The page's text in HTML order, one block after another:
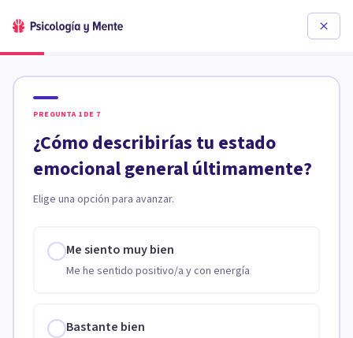
PREGUNTA 1 DE 7
¿Cómo describirías tu estado
emocional general últimamente?
Elige una opción para avanzar.
Me siento muy bien
Me he sentido positivo/a y con energía
Bastante bien